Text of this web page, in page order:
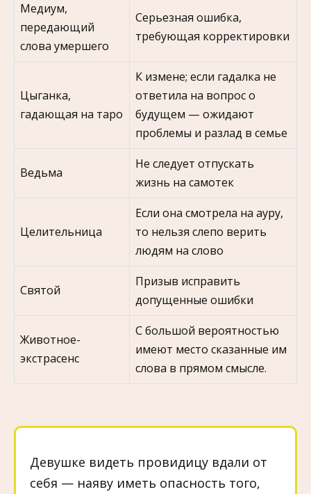
Медиум,
передающий
слова умершего
Серьезная ошибка,
требующая корректировки
Цыганка,
гадающая на таро
К измене; если гадалка не
ответила на вопрос о
будущем — ожидают
проблемы и разлад в семье
Ведьма
Не следует отпускать
жизнь на самотек
Целительница
Если она смотрела на ауру,
то нельзя слепо верить
людям на слово
Святой
Призыв исправить
допущенные ошибки
Животное-
экстрасенс
С большой вероятностью
имеют место сказанные им
слова в прямом смысле.
Девушке видеть провидицу вдали от
себя — наяву иметь опасность того,